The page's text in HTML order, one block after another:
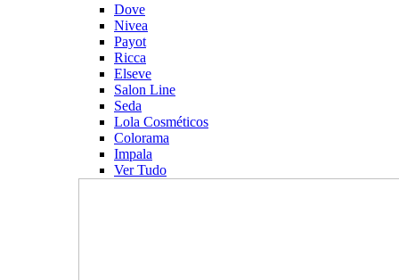
Dove
Nivea
Payot
Ricca
Elseve
Salon Line
Seda
Lola Cosméticos
Colorama
Impala
Ver Tudo